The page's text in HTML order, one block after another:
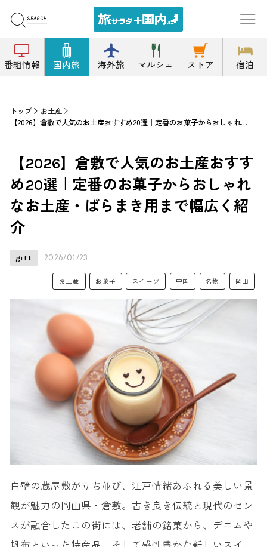
番組情報 国内旅 海外旅 マルシェ ストア 宿泊
トップ
お土産
【2026】倉敷で人気のお土産おすすめ20選｜定番のお菓子からおしゃれなお土産・ばらまき用まで幅広く紹介
【2026】倉敷で人気のお土産おすす
め20選｜定番のお菓子からおしゃれ
なお土産・ばらまき用まで幅広く紹
介
gift 2026/01/23
お土産 お菓子 スイーツ 中国 名物 岡山
白壁の蔵屋敷が立ち並び、江戸情緒あふれる美しい景
観が魅力の岡山県・倉敷。古き良き伝統と現代のセン
スが融合したこの街には、老舗の銘菓から、デニムや